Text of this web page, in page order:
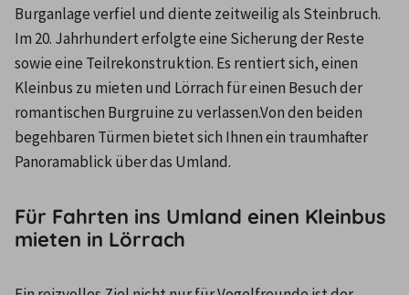
Burganlage verfiel und diente zeitweilig als Steinbruch.
Im 20. Jahrhundert erfolgte eine Sicherung der Reste
sowie eine Teilrekonstruktion. Es rentiert sich, einen
Kleinbus zu mieten und Lörrach für einen Besuch der
romantischen Burgruine zu verlassen.Von den beiden
begehbaren Türmen bietet sich Ihnen ein traumhafter
Panoramablick über das Umland.
Für Fahrten ins Umland einen Kleinbus
mieten in Lörrach